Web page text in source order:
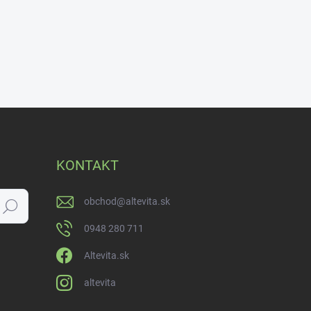
Hľadať
KONTAKT
obchod@altevita.sk
0948 280 711
Altevita.sk
altevita